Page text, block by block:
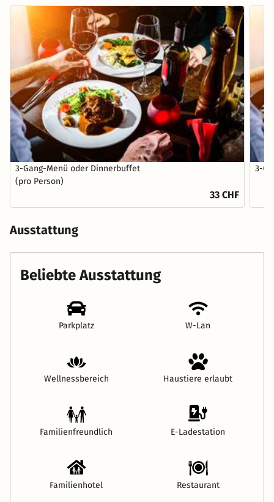
3-Gang-Menü oder Dinnerbuffet
(pro Person)
33 CHF
3-
Ausstattung
Beliebte Ausstattung
Parkplatz W-Lan
Wellnessbereich Haustiere erlaubt
Familienfreundlich E-Ladestation
Familienhotel Restaurant